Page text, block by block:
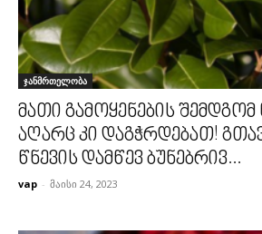
ჯანმრთელობა
მათი გამოყენების
აღარც კი დაგჭრდებათ!
წნევის დამწევ ბუნებრივ...
vap - მაისი 24, 2023